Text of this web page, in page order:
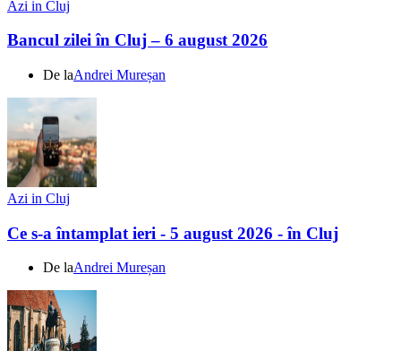
Azi in Cluj
Bancul zilei în Cluj – 6 august 2026
De laAndrei Mureșan
Azi in Cluj
Ce s-a întamplat ieri - 5 august 2026 - în Cluj
De laAndrei Mureșan